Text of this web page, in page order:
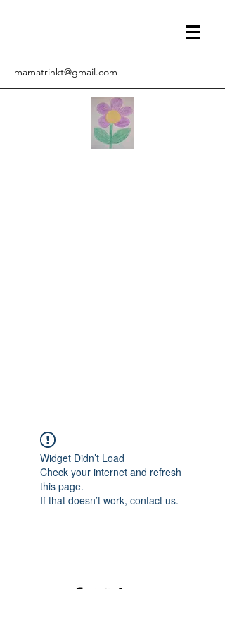
mamatrinkt@gmail.com
Widget Didn’t Load
Check your internet and refresh
this page.
If that doesn’t work, contact us.